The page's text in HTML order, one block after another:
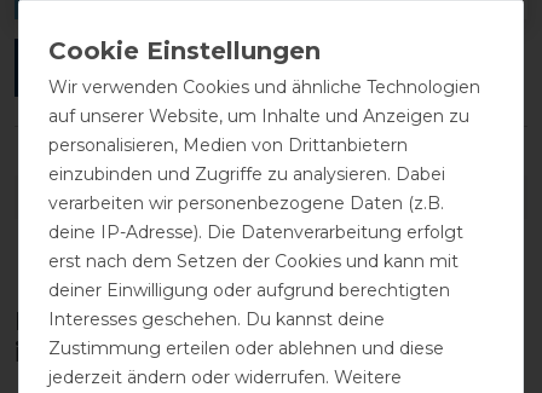
DETAILS ZUR PRODUKTSICHERHEIT
Diese Produkte könnten dich auch
interessieren
Wir verwenden Cookies und ähnliche Technologien
auf unserer Website, um Inhalte und Anzeigen zu
personalisieren, Medien von Drittanbietern
einzubinden und Zugriffe zu analysieren. Dabei
verarbeiten wir personenbezogene Daten (z.B.
deine IP-Adresse). Die Datenverarbeitung erfolgt
erst nach dem Setzen der Cookies und kann mit
deiner Einwilligung oder aufgrund berechtigten
Interesses geschehen. Du kannst deine
Zustimmung erteilen oder ablehnen und diese
jederzeit ändern oder widerrufen. Weitere